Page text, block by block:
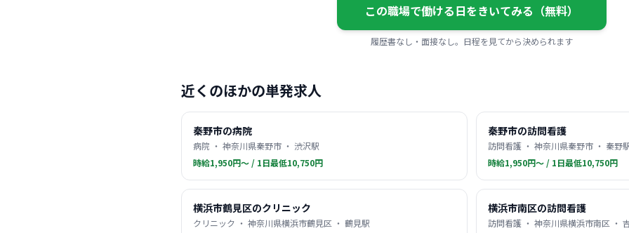
この職場で働ける日をきいてみる（無料）
履歴書なし・面接なし。日程を見てから決められます
近くのほかの単発求人
秦野市の病院
病院 ・ 神奈川県秦野市 ・ 渋沢駅
時給1,950円〜 / 1日最低10,750円
秦野市の訪問看護
訪問看護 ・ 神奈川県秦野市 ・ 秦野
時給1,950円〜 / 1日最低10,750円
横浜市鶴見区のクリニック
クリニック ・ 神奈川県横浜市鶴見区 ・ 鶴見駅
横浜市南区の訪問看護
訪問看護 ・ 神奈川県横浜市南区 ・